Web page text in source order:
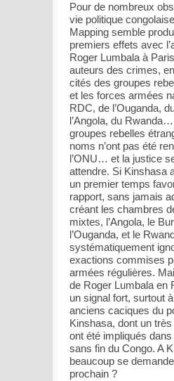
Pour de nombreux
vie politique
Mapping semble
premiers effets avec
Roger Lumbala à
auteurs des crimes,
cités des groupes
et les forces armées
RDC, de l’Ouganda,
l’Angola, du Rwanda…
groupes rebelles
noms n’ont pas été
l’ONU… et la justice
attendre. Si Kinshasa
un premier temps
rapport, sans jamais
créant les chambres
mixtes, l’Angola, le
l’Ouganda, et le
systématiquement
exactions commises
armées régulières.
de Roger Lumbala en
un signal fort, surtout
anciens caciques du
Kinshasa, dont un
ont été impliqués
sans fin du Congo. A
beaucoup se
prochain ?